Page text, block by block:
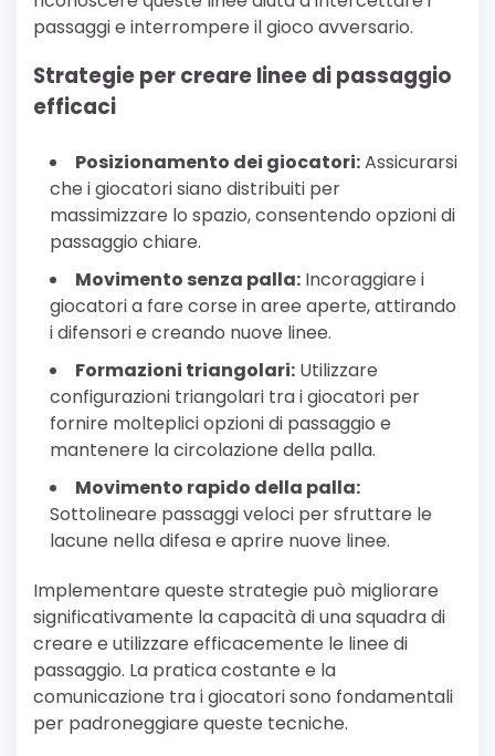
passaggi e interrompere il gioco avversario.
Strategie per creare linee di passaggio
efficaci
Posizionamento dei giocatori:Assicurarsi
che i giocatori siano distribuiti per
massimizzare lo spazio, consentendo opzioni di
passaggio chiare.
Movimento senza palla: Incoraggiare i
giocatori a fare corse in aree aperte, attirando
i difensori e creando nuove linee.
Formazioni triangolari: Utilizzare
configurazioni triangolari tra i giocatori per
fornire molteplici opzioni di passaggio e
mantenere la circolazione della palla.
Movimento rapido della palla:
Sottolineare passaggi veloci per sfruttare le
lacune nella difesa e aprire nuove linee.
Implementare queste strategie può migliorare
significativamente la capacità di una squadra di
creare e utilizzare efficacemente le linee di
passaggio. La pratica costante e la
comunicazione tra i giocatori sono fondamentali
per padroneggiare queste tecniche.